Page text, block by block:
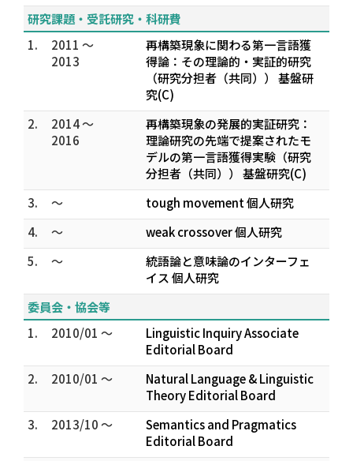
研究課題・受託研究・科研費
1.
2011 ～
2013
再構築現象に関わる第一言語獲
得論：その理論的・実証的研究
（研究分担者（共同）） 基盤研
究(C)
2.
2014 ～
2016
再構築現象の発展的実証研究：
理論研究の先端で提案されたモ
デルの第一言語獲得実験（研究
分担者（共同）） 基盤研究(C)
3.
～
tough movement 個人研究
4.
～
weak crossover 個人研究
5.
～
統語論と意味論のインターフェ
イス 個人研究
委員会・協会等
1.
2010/01 ～
Linguistic Inquiry Associate
Editorial Board
2.
2010/01 ～
Natural Language & Linguistic
Theory Editorial Board
3.
2013/10 ～
Semantics and Pragmatics
Editorial Board